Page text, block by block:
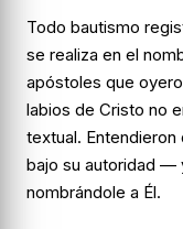
Todo bautismo
se realiza en el
apóstoles que
labios de Cristo no
textual.
bajo su autoridad —
nombrándole a Él.